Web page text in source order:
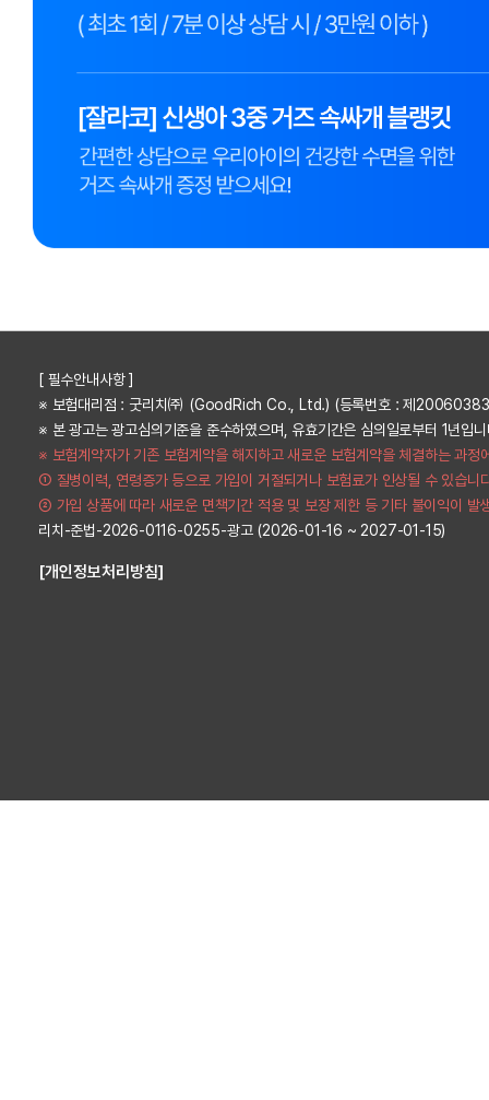
[ 필수안내사항 ]
※ 보험대리점 : 굿리치㈜ (GoodRich Co., Ltd.) (등록번호 : 제
※ 본 광고는 광고심의기준을 준수하였으며, 유효기간은 심의일로부터 1년입
※ 보험계약자가 기존 보험계약을 해지하고 새로운 보험계약을 체결하는 과정
① 질병이력, 연령증가 등으로 가입이 거절되거나 보험료가 인상될 수 있습니
② 가입 상품에 따라 새로운 면책기간 적용 및 보장 제한 등 기타 불이익이 발
리치-준법-2026-0116-0255-광고 (2026-01-16 ~ 2027-01-15)
[개인정보처리방침]